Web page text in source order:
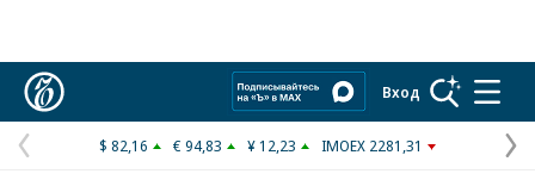
Вход
Предыдущая
$ 82,16 € 94,83 ¥ 12,23 IMOEX 2281,31